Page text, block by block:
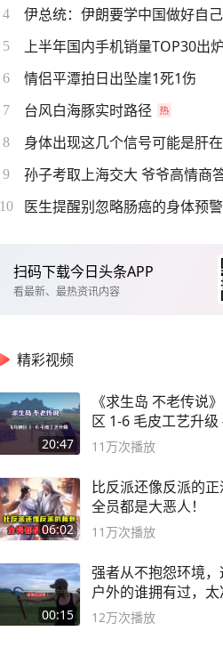
4 伊总统：伊朗要学中国做好自
5 上半年国内手机销量TOP30出炉
6 情侣平潭拍日出坠崖1死1伤
7 台风白海豚实时路径
8 身体出现这几个信号可能是肝
9 孙子考取上海交大 爷爷高情商
10 医生提醒别忽略肠癌的身体预警
扫码下载今日头条APP
看最新、最热资讯内容
精彩视频
20:47
《求生岛 不老传说
区 1-6 毛皮工艺升级
主机大作
11万次播放
06:02
比反派还像反派的正
全员都是大恶人！
11万次播放
00:15
强者从不抱怨环境
户外的谁拥有过，太
弓#户外
12万次播放